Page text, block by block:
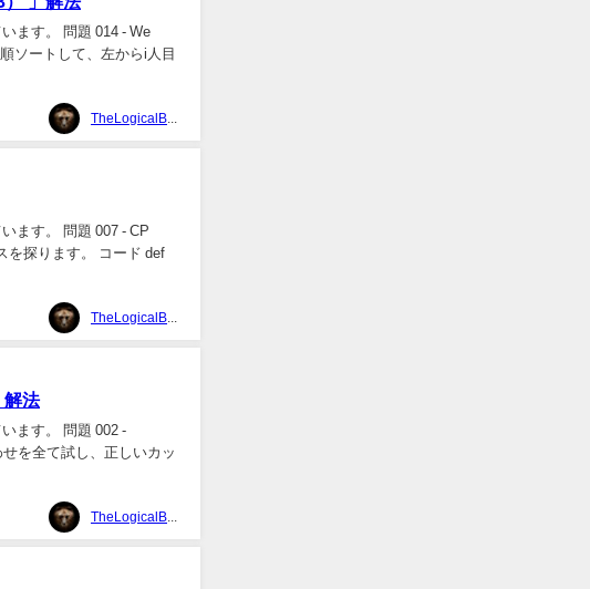
ます。 問題 014 - We
ソートして、左からi人目
ます。 問題 007 - CP
を探ります。 コード def
解法
ます。 問題 002 -
を全て試し、正しいカッ